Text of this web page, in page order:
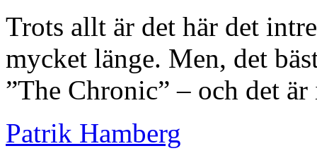
Trots allt är det här det
mycket länge. Men, det
”The Chronic” – och det är
Patrik Hamberg